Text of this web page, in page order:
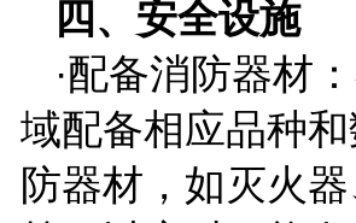
四、安全设施
·配备消防器材
域配备相应品种
防器材，如灭火